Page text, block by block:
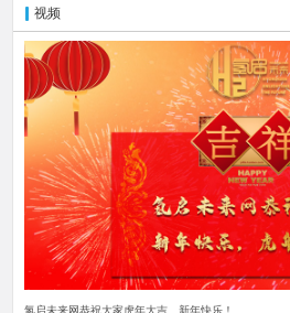
视频
氢启未来网恭祝大家虎年大吉、新年快乐！